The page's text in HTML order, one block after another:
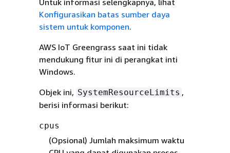
Untuk informasi selengkapnya, lihat
Konfigurasikan batas sumber daya
sistem untuk komponen.
AWS IoT Greengrass saat ini tidak
mendukung fitur ini di perangkat inti
Windows.
Objek ini, SystemResourceLimits ,
berisi informasi berikut:
cpus
(Opsional) Jumlah maksimum waktu